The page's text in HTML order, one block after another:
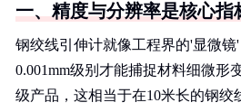
一、精度与分辨率是核心指
钢绞线引伸计就像工程界的'显微镜
0.001mm级别才能捕捉材料细微形
级产品，这相当于在10米长的钢绞